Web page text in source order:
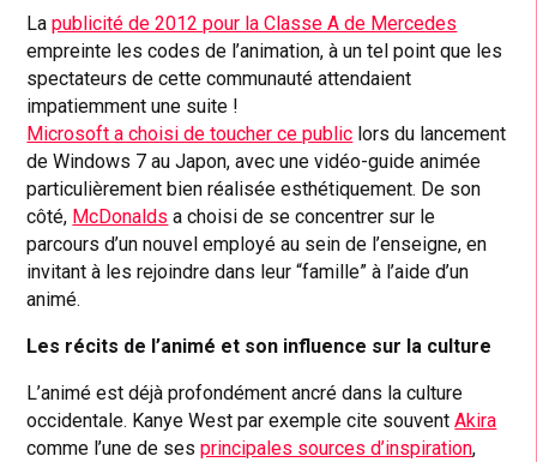
Lapublicité de 2012 pour la Classe A de Mercedes
empreinte les codes de l’animation, à un tel point que les
spectateurs de cette communauté attendaient
impatiemment une suite !
Microsoft a choisi de toucher ce public lors du lancement
de Windows 7 au Japon, avec une vidéo-guide animée
particulièrement bien réalisée esthétiquement. De son
côté, McDonalds a choisi de se concentrer sur le
parcours d’un nouvel employé au sein de l’enseigne, en
invitant à les rejoindre dans leur “famille” à l’aide d’un
animé.
Les récits de l’animé et son influence sur la culture
L’animé est déjà profondément ancré dans la culture
occidentale. Kanye West par exemple cite souventAkira
comme l’une de sesprincipales sources d’inspiration,